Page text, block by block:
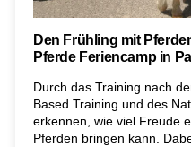
Den Frühling mit
Pferde Feriencamp in
Durch das Training nach
Based Training und des
erkennen, wie viel Freude
Pferden bringen kann.